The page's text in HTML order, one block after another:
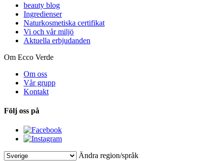
beauty blog
Ingredienser
Naturkosmetiska certifikat
Vi och vår miljö
Aktuella erbjudanden
Om Ecco Verde
Om oss
Vår grupp
Kontakt
Följ oss på
Ändra region/språk